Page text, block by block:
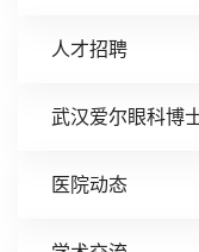
人才招聘
武汉爱尔眼科博
医院动态